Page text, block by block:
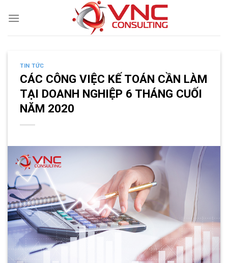
TIN TỨC
CÁC CÔNG VIỆC KẾ TOÁN CẦN LÀM
TẠI DOANH NGHIỆP 6 THÁNG CUỐI
NĂM 2020